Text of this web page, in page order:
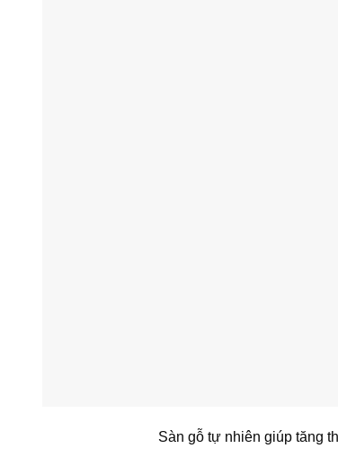
Sàn gỗ tự nhiên giúp tăng